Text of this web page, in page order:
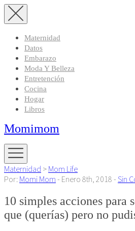
Maternidad
Datos
Embarazo
Moda Y Belleza
Entretención
Cocina
Hogar
Libros
Momimom
Maternidad > Mom Life
Por: Momi Mom - Enero 8th, 2018 - Sin
10 simples acciones para
que (querías) pero no